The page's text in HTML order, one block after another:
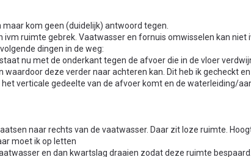
kom geen (duidelijk) antwoord tegen.
ivm ruimte gebrek. Vaatwasser en fornuis omwisselen kan niet
dingen in de weg:
nu met de onderkant tegen de afvoer die in de vloer
deze verder naar achteren kan. Dit heb ik gecheckt en
verticale gedeelte van de afvoer komt en de waterleiding/
naar rechts van de vaatwasser. Daar zit loze ruimte.
moet ik op letten
en dan kwartslag draaien zodat deze ruimte